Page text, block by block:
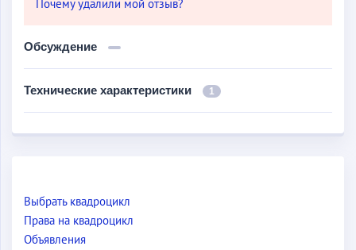
Почему удалили мой отзыв?
Обсуждение
Технические характеристики 1
Выбрать квадроцикл
Права на квадроцикл
Объявления